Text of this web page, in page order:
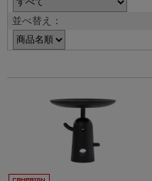
並べ替え：